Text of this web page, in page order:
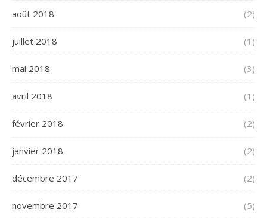
août 2018 (2)
juillet 2018 (1)
mai 2018 (3)
avril 2018 (1)
février 2018 (2)
janvier 2018 (2)
décembre 2017 (2)
novembre 2017 (5)